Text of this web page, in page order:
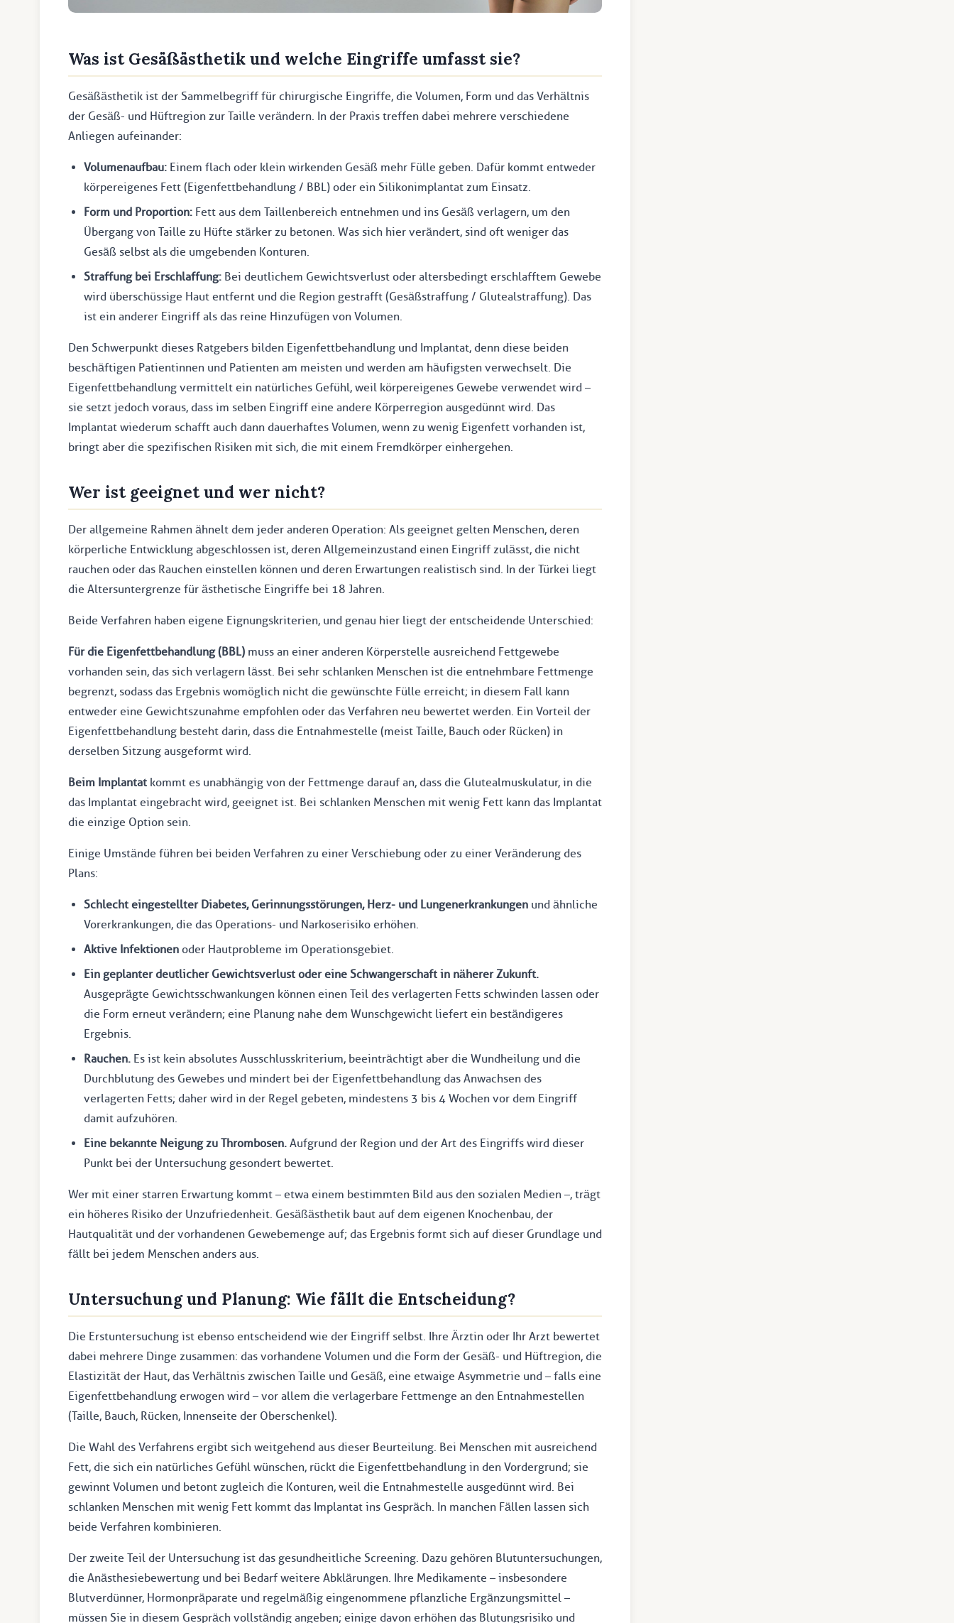
Was ist Gesäßästhetik und welche Eingriffe umfasst sie?
Gesäßästhetik ist der Sammelbegriff für chirurgische Eingriffe, die Volumen, Form und das Verhältnis
der Gesäß- und Hüftregion zur Taille verändern. In der Praxis treffen dabei mehrere verschiedene
Anliegen aufeinander:
Volumenaufbau: Einem flach oder klein wirkenden Gesäß mehr Fülle geben. Dafür kommt entweder
körpereigenes Fett (Eigenfettbehandlung / BBL) oder ein Silikonimplantat zum Einsatz.
Form und Proportion: Fett aus dem Taillenbereich entnehmen und ins Gesäß verlagern, um den
Übergang von Taille zu Hüfte stärker zu betonen. Was sich hier verändert, sind oft weniger das
Gesäß selbst als die umgebenden Konturen.
Straffung bei Erschlaffung: Bei deutlichem Gewichtsverlust oder altersbedingt erschlafftem Gewebe
wird überschüssige Haut entfernt und die Region gestrafft (Gesäßstraffung / Glutealstraffung). Das
ist ein anderer Eingriff als das reine Hinzufügen von Volumen.
Den Schwerpunkt dieses Ratgebers bilden Eigenfettbehandlung und Implantat, denn diese beiden
beschäftigen Patientinnen und Patienten am meisten und werden am häufigsten verwechselt. Die
Eigenfettbehandlung vermittelt ein natürliches Gefühl, weil körpereigenes Gewebe verwendet wird –
sie setzt jedoch voraus, dass im selben Eingriff eine andere Körperregion ausgedünnt wird. Das
Implantat wiederum schafft auch dann dauerhaftes Volumen, wenn zu wenig Eigenfett vorhanden ist,
bringt aber die spezifischen Risiken mit sich, die mit einem Fremdkörper einhergehen.
Wer ist geeignet und wer nicht?
Der allgemeine Rahmen ähnelt dem jeder anderen Operation: Als geeignet gelten Menschen, deren
körperliche Entwicklung abgeschlossen ist, deren Allgemeinzustand einen Eingriff zulässt, die nicht
rauchen oder das Rauchen einstellen können und deren Erwartungen realistisch sind. In der Türkei liegt
die Altersuntergrenze für ästhetische Eingriffe bei 18 Jahren.
Beide Verfahren haben eigene Eignungskriterien, und genau hier liegt der entscheidende Unterschied:
Für die Eigenfettbehandlung (BBL) muss an einer anderen Körperstelle ausreichend Fettgewebe
vorhanden sein, das sich verlagern lässt. Bei sehr schlanken Menschen ist die entnehmbare Fettmenge
begrenzt, sodass das Ergebnis womöglich nicht die gewünschte Fülle erreicht; in diesem Fall kann
entweder eine Gewichtszunahme empfohlen oder das Verfahren neu bewertet werden. Ein Vorteil der
Eigenfettbehandlung besteht darin, dass die Entnahmestelle (meist Taille, Bauch oder Rücken) in
derselben Sitzung ausgeformt wird.
Beim Implantat kommt es unabhängig von der Fettmenge darauf an, dass die Glutealmuskulatur, in die
das Implantat eingebracht wird, geeignet ist. Bei schlanken Menschen mit wenig Fett kann das Implantat
die einzige Option sein.
Einige Umstände führen bei beiden Verfahren zu einer Verschiebung oder zu einer Veränderung des
Plans:
Schlecht eingestellter Diabetes, Gerinnungsstörungen, Herz- und Lungenerkrankungen und ähnliche
Vorerkrankungen, die das Operations- und Narkoserisiko erhöhen.
Aktive Infektionen oder Hautprobleme im Operationsgebiet.
Ein geplanter deutlicher Gewichtsverlust oder eine Schwangerschaft in näherer Zukunft.
Ausgeprägte Gewichtsschwankungen können einen Teil des verlagerten Fetts schwinden lassen oder
die Form erneut verändern; eine Planung nahe dem Wunschgewicht liefert ein beständigeres
Ergebnis.
Rauchen. Es ist kein absolutes Ausschlusskriterium, beeinträchtigt aber die Wundheilung und die
Durchblutung des Gewebes und mindert bei der Eigenfettbehandlung das Anwachsen des
verlagerten Fetts; daher wird in der Regel gebeten, mindestens 3 bis 4 Wochen vor dem Eingriff
damit aufzuhören.
Eine bekannte Neigung zu Thrombosen. Aufgrund der Region und der Art des Eingriffs wird dieser
Punkt bei der Untersuchung gesondert bewertet.
Wer mit einer starren Erwartung kommt – etwa einem bestimmten Bild aus den sozialen Medien –, trägt
ein höheres Risiko der Unzufriedenheit. Gesäßästhetik baut auf dem eigenen Knochenbau, der
Hautqualität und der vorhandenen Gewebemenge auf; das Ergebnis formt sich auf dieser Grundlage und
fällt bei jedem Menschen anders aus.
Untersuchung und Planung: Wie fällt die Entscheidung?
Die Erstuntersuchung ist ebenso entscheidend wie der Eingriff selbst. Ihre Ärztin oder Ihr Arzt bewertet
dabei mehrere Dinge zusammen: das vorhandene Volumen und die Form der Gesäß- und Hüftregion, die
Elastizität der Haut, das Verhältnis zwischen Taille und Gesäß, eine etwaige Asymmetrie und – falls eine
Eigenfettbehandlung erwogen wird – vor allem die verlagerbare Fettmenge an den Entnahmestellen
(Taille, Bauch, Rücken, Innenseite der Oberschenkel).
Die Wahl des Verfahrens ergibt sich weitgehend aus dieser Beurteilung. Bei Menschen mit ausreichend
Fett, die sich ein natürliches Gefühl wünschen, rückt die Eigenfettbehandlung in den Vordergrund; sie
gewinnt Volumen und betont zugleich die Konturen, weil die Entnahmestelle ausgedünnt wird. Bei
schlanken Menschen mit wenig Fett kommt das Implantat ins Gespräch. In manchen Fällen lassen sich
beide Verfahren kombinieren.
Der zweite Teil der Untersuchung ist das gesundheitliche Screening. Dazu gehören Blutuntersuchungen,
die Anästhesiebewertung und bei Bedarf weitere Abklärungen. Ihre Medikamente – insbesondere
Blutverdünner, Hormonpräparate und regelmäßig eingenommene pflanzliche Ergänzungsmittel –
müssen Sie in diesem Gespräch vollständig angeben; einige davon erhöhen das Blutungsrisiko und